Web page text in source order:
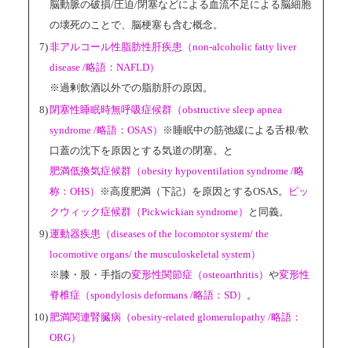
脳動脈の破損/圧迫/閉塞などによる血流不足による脳細胞
の壊死のことで、脳梗塞も含む概念。
7)非アルコール性脂肪性肝疾患（non-alcoholic fatty liver
disease /略語：NAFLD）
※過剰飲酒以外での脂肪肝の原因。
8)閉塞性睡眠時無呼吸症候群（obstructive sleep apnea
syndrome /略語：OSAS）
※睡眠中の筋弛緩による舌根/軟
口蓋の沈下を原因とする気道の閉塞。と
肥満低換気症候群（obesity hypoventilation syndrome /略
称：OHS）
※高度肥満（下記）を原因とするOSAS。
ピッ
クウィック症候群（Pickwickian syndrome）
と同義。
9)運動器疾患（diseases of the locomotor system/ the
locomotive organs/ the musculoskeletal system）
※膝・股・手指の変形性関節症（osteoarthritis） や変形性
脊椎症（spondylosis deformans /略語：SD）
。
10) 肥満関連腎臓病（obesity-related glomerulopathy /略語：
ORG）